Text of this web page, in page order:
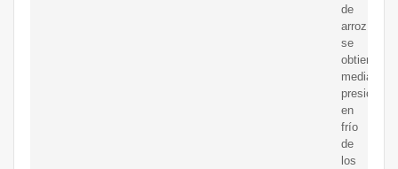
de
arroz
se
obtiene
mediante
presión
en
frío
de
los